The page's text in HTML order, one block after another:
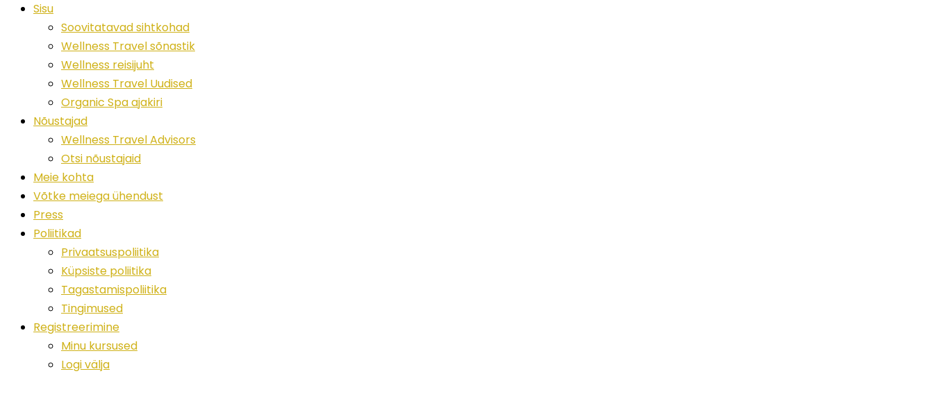
Sisu
Soovitatavad sihtkohad
Wellness Travel sõnastik
Wellness reisijuht
Wellness Travel Uudised
Organic Spa ajakiri
Nõustajad
Wellness Travel Advisors
Otsi nõustajaid
Meie kohta
Võtke meiega ühendust
Press
Poliitikad
Privaatsuspoliitika
Küpsiste poliitika
Tagastamispoliitika
Tingimused
Registreerimine
Minu kursused
Logi välja